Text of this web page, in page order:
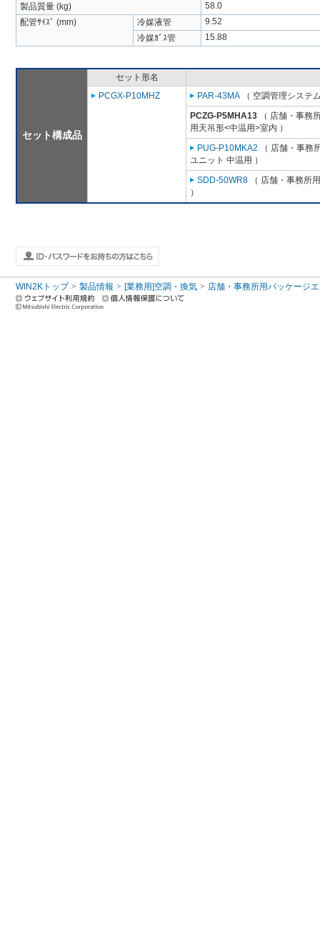
製品質量 (kg)
58.0
配管ｻｲｽﾞ (mm)
冷媒液管
9.52
冷媒ｶﾞｽ管
15.88
セット構成品
セット形名
PCGX-P10MHZ
PAR-43MA （ 空調管理システ
PCZG-P5MHA13 （ 店舗・事務
用天吊形<中温用>室内 ）
PUG-P10MKA2 （ 店舗・事務
ユニット 中温用 ）
SDD-50WR8 （ 店舗・事務所
）
WIN2Kトップ 製品情報 [業務用]空調・換気 店舗・事務所用パッケージ